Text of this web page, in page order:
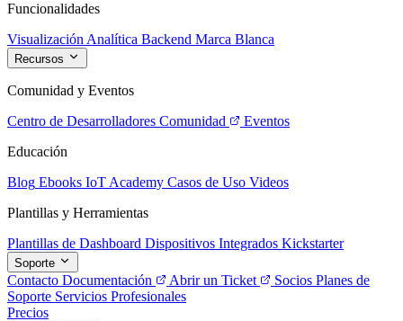
Funcionalidades
Visualización Analítica Backend Marca Blanca
Recursos
Comunidad y Eventos
Centro de Desarrolladores Comunidad
Eventos
Educación
Blog Ebooks IoT Academy Casos de Uso Videos
Plantillas y Herramientas
Plantillas de Dashboard Dispositivos Integrados Kickstarter
Soporte
Contacto Documentación Abrir un Ticket Socios Planes de
Soporte Servicios Profesionales
Precios